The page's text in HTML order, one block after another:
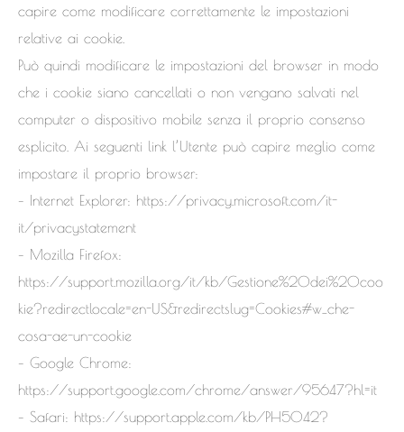
capire come modificare correttamente le impostazioni
relative ai cookie.
Può quindi modificare le impostazioni del browser in modo
che i cookie siano cancellati o non vengano salvati nel
computer o dispositivo mobile senza il proprio consenso
esplicito. Ai seguenti link l’Utente può capire meglio come
impostare il proprio browser:
– Internet Explorer: https://privacy.microsoft.com/it-
it/privacystatement
– Mozilla Firefox:
https://support.mozilla.org/it/kb/Gestione%20dei%20coo
kie?redirectlocale=en-US&redirectslug=Cookies#w_che-
cosa-ae-un-cookie
– Google Chrome:
https://support.google.com/chrome/answer/95647?hl=it
– Safari: https://support.apple.com/kb/PH5042?